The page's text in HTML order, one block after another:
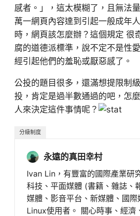
感者。」，這太模糊了，且無法
萬一網頁內容達到引起一般成年
時，網頁該怎麼辦？這個規定 很
腐的道德派標準，說不定不是性
經引起他們的羞恥或厭惡感了。
公投的題目很多，還滿想提限制
投，肯定是過半數通過的吧，怎
人來決定這件事情呢？
分級制度
永遠的真田幸村
Ivan Lin，有豐富的國際產業研
科技、平面媒體 (書籍、雜誌、
媒體、影音平台、新媒體、國際
Linux使用者。 關心時事、經濟